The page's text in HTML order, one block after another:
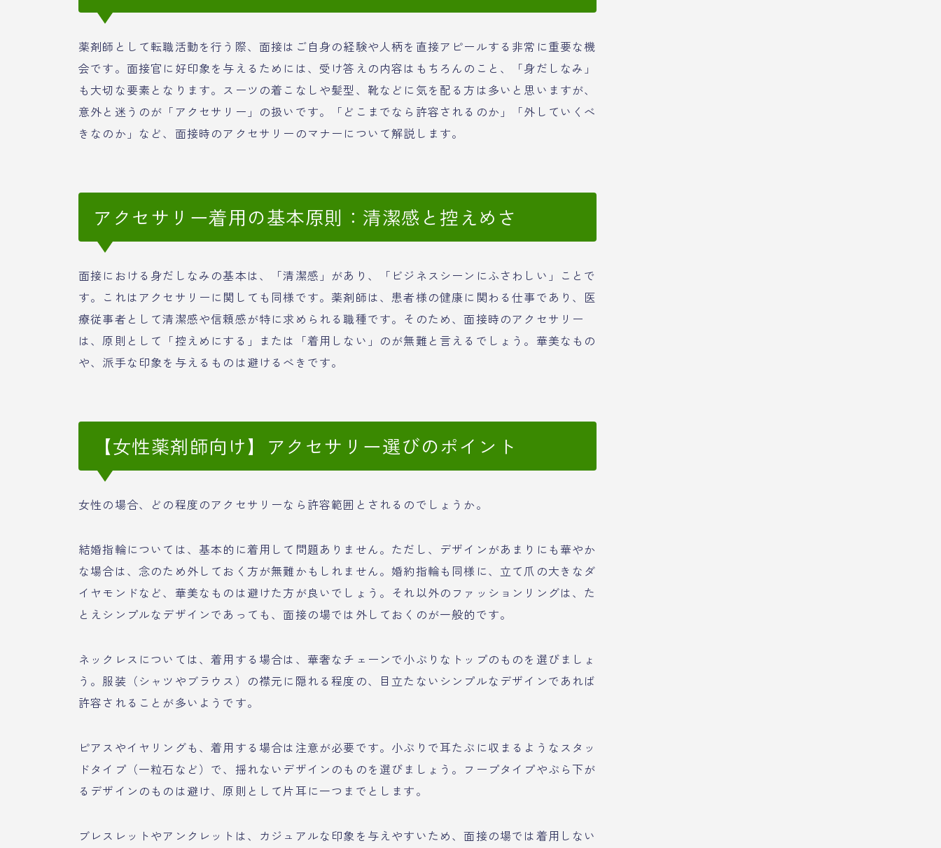
薬剤師として転職活動を行う際、面接はご自身の経験や人柄を直接アピールする非常に重要な機
会です。面接官に好印象を与えるためには、受け答えの内容はもちろんのこと、「身だしなみ」
も大切な要素となります。スーツの着こなしや髪型、靴などに気を配る方は多いと思いますが、
意外と迷うのが「アクセサリー」の扱いです。「どこまでなら許容されるのか」「外していくべ
きなのか」など、面接時のアクセサリーのマナーについて解説します。
アクセサリー着用の基本原則：清潔感と控えめさ
面接における身だしなみの基本は、「清潔感」があり、「ビジネスシーンにふさわしい」ことで
す。これはアクセサリーに関しても同様です。薬剤師は、患者様の健康に関わる仕事であり、医
療従事者として清潔感や信頼感が特に求められる職種です。そのため、面接時のアクセサリー
は、原則として「控えめにする」または「着用しない」のが無難と言えるでしょう。華美なもの
や、派手な印象を与えるものは避けるべきです。
【女性薬剤師向け】アクセサリー選びのポイント
女性の場合、どの程度のアクセサリーなら許容範囲とされるのでしょうか。
結婚指輪については、基本的に着用して問題ありません。ただし、デザインがあまりにも華やか
な場合は、念のため外しておく方が無難かもしれません。婚約指輪も同様に、立て爪の大きなダ
イヤモンドなど、華美なものは避けた方が良いでしょう。それ以外のファッションリングは、た
とえシンプルなデザインであっても、面接の場では外しておくのが一般的です。
ネックレスについては、着用する場合は、華奢なチェーンで小ぶりなトップのものを選びましょ
う。服装（シャツやブラウス）の襟元に隠れる程度の、目立たないシンプルなデザインであれば
許容されることが多いようです。
ピアスやイヤリングも、着用する場合は注意が必要です。小ぶりで耳たぶに収まるようなスタッ
ドタイプ（一粒石など）で、揺れないデザインのものを選びましょう。フープタイプやぶら下が
るデザインのものは避け、原則として片耳に一つまでとします。
ブレスレットやアンクレットは、カジュアルな印象を与えやすいため、面接の場では着用しない